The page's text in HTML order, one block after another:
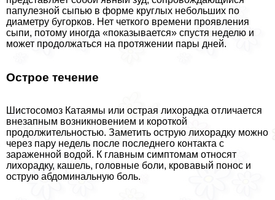
папулезной сыпью в форме круглых небольших по
диаметру бугорков. Нет четкого времени проявления
сыпи, потому иногда «показывается» спустя неделю и
может продолжаться на протяжении пары дней.
Острое течение
Шистосомоз Катаямы или острая лихорадка отличается
внезапным возникновением и короткой
продолжительностью. Заметить острую лихорадку можно
через пару недель после последнего контакта с
зараженной водой. К главным симптомам относят
лихорадку, кашель, головные боли, кровавый понос и
острую абдоминальную боль.